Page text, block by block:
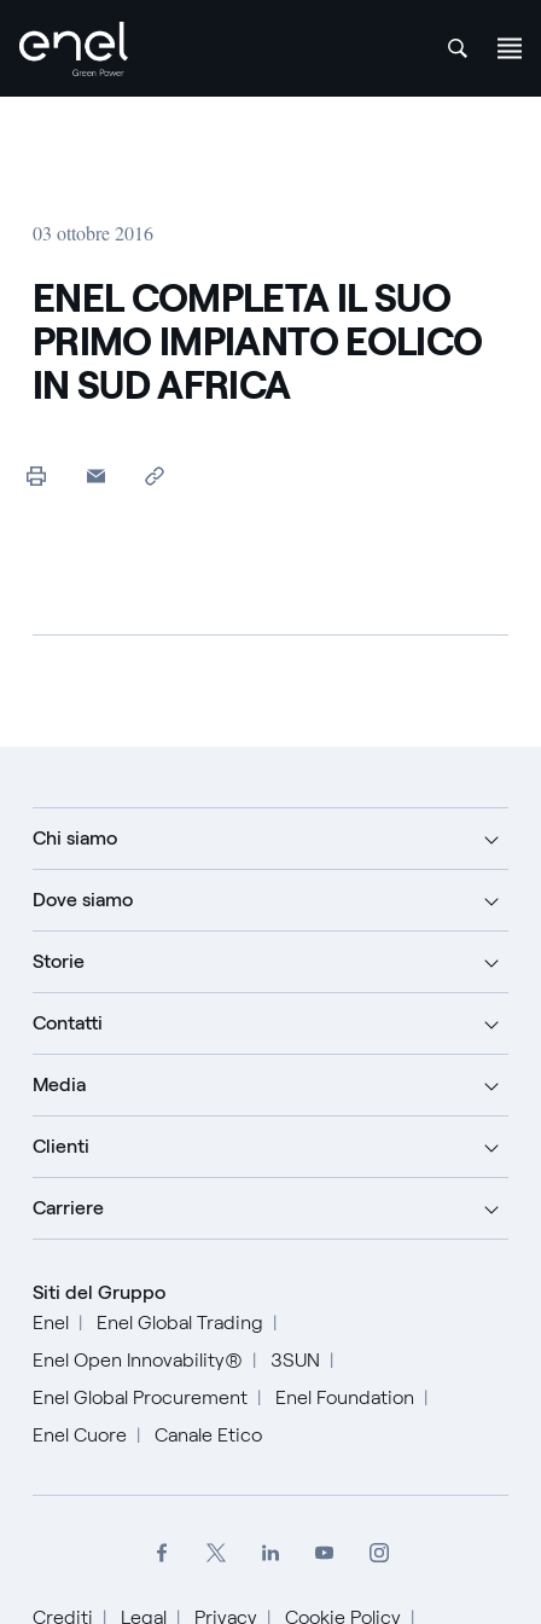
03 ottobre 2016
ENEL COMPLETA IL SUO
PRIMO IMPIANTO EOLICO
IN SUD AFRICA
Chi siamo
Dove siamo
Storie
Contatti
Media
Clienti
Carriere
Siti del Gruppo
Enel
Enel Global Trading
Enel Open Innovability®
3SUN
Enel Global Procurement
Enel Foundation
Enel Cuore
Canale Etico
Crediti Legal Privacy Cookie Policy